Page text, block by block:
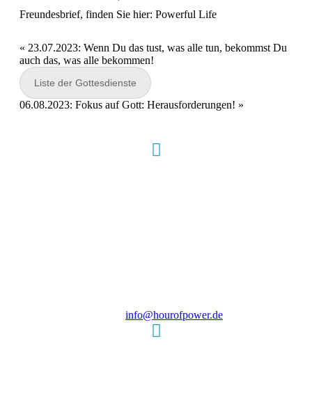
Freundesbrief, finden Sie hier: Powerful Life
« 23.07.2023: Wenn Du das tust, was alle tun, bekommst Du
auch das, was alle bekommen!
Liste der Gottesdienste
06.08.2023: Fokus auf Gott: Herausforderungen! »
info@hourofpower.de